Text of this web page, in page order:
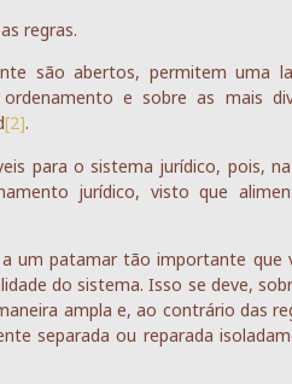
regras.
são abertos, permitem uma
e sobre as mais
[2].
para o sistema jurídico, pois,
jurídico, visto que
um patamar tão importante que
do sistema. Isso se deve,
ampla e, ao contrário das
separada ou reparada